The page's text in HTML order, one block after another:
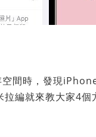
間時，發現
編就來教大家4